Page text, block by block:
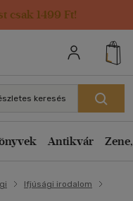
csak 1499 Ft!
keresés
Antikvár
Ifjúsági irodalom